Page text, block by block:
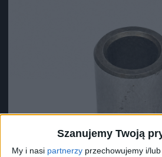
Szanujemy Twoją
My i nasi partnerzy przechowujemy i/